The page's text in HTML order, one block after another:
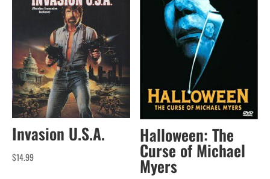
Invasion U.S.A.
$14.99
Halloween: The
Curse of Michael
Myers